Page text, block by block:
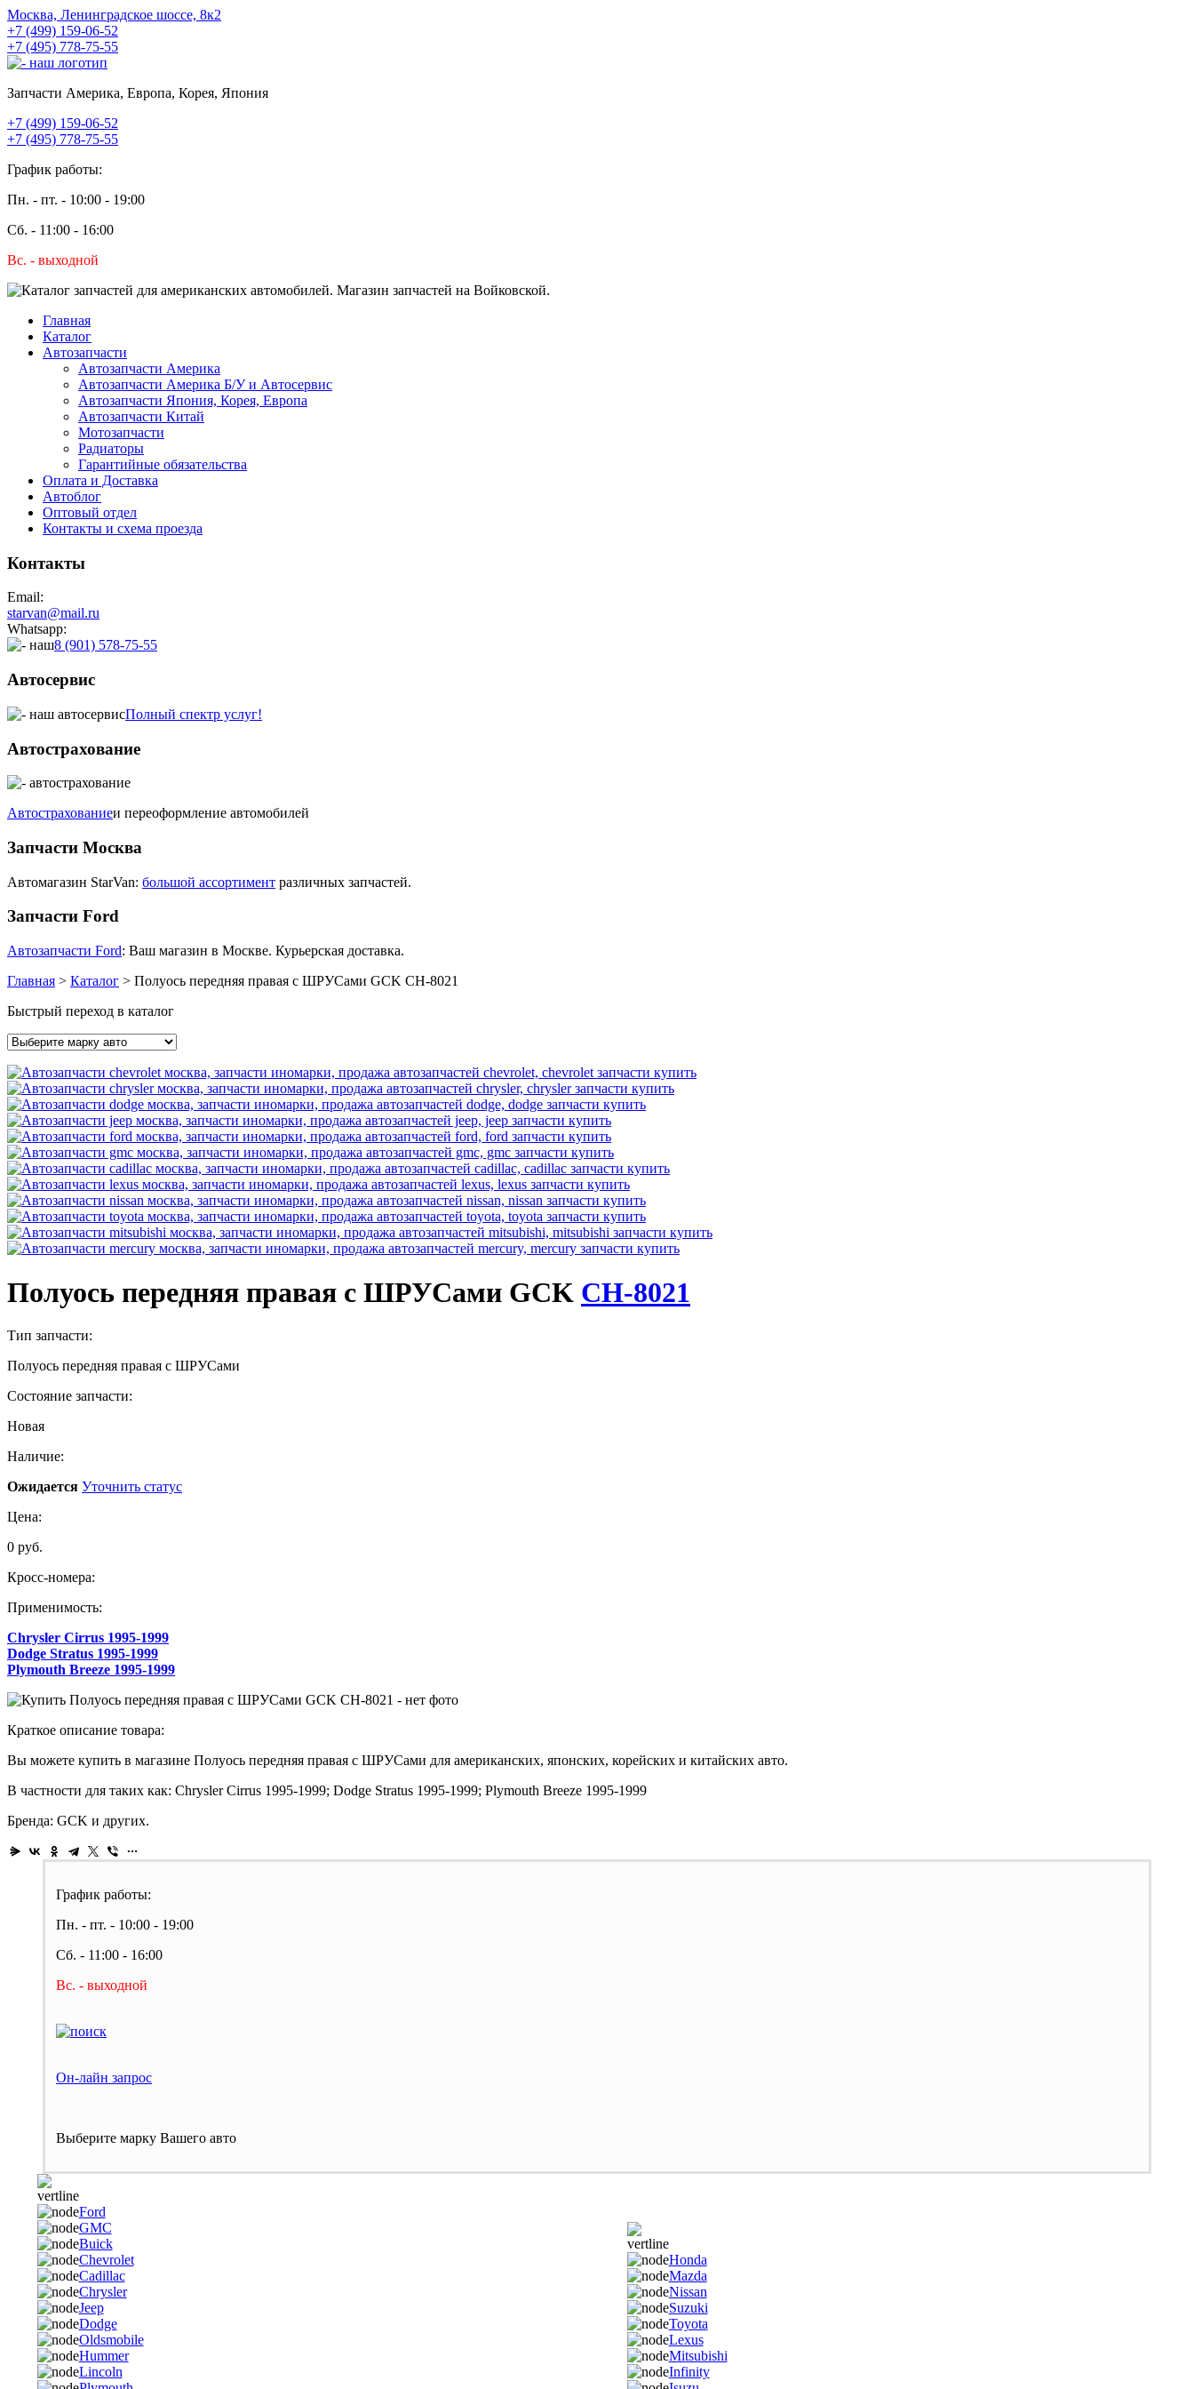
Москва, Ленинградское шоссе, 8к2
+7 (499) 159-06-52
+7 (495) 778-75-55
Запчасти Америка, Европа, Корея, Япония
+7 (499) 159-06-52
+7 (495) 778-75-55
График работы:
Пн. - пт. - 10:00 - 19:00
Сб. - 11:00 - 16:00
Вс. - выходной
Главная
Каталог
Автозапчасти
Автозапчасти Америка
Автозапчасти Америка Б/У и Автосервис
Автозапчасти Япония, Корея, Европа
Автозапчасти Китай
Мотозапчасти
Радиаторы
Гарантийные обязательства
Оплата и Доставка
Автоблог
Оптовый отдел
Контакты и схема проезда
Контакты
Email:
starvan@mail.ru
Whatsapp:
8 (901) 578-75-55
Автосервис
Полный спектр услуг!
Автострахование
Автострахованиеи переоформление автомобилей
Запчасти Москва
Автомагазин StarVan: большой ассортимент различных запчастей.
Запчасти Ford
Автозапчасти Ford: Ваш магазин в Москве. Курьерская доставка.
Главная > Каталог > Полуось передняя правая с ШРУСами GCK CH-8021
Быстрый переход в каталог
Полуось передняя правая с ШРУСами GCK CH-8021
Тип запчасти:
Полуось передняя правая с ШРУСами
Состояние запчасти:
Новая
Наличие:
Ожидается Уточнить статус
Цена:
0 руб.
Кросс-номера:
Применимость:
Chrysler Cirrus 1995-1999
Dodge Stratus 1995-1999
Plymouth Breeze 1995-1999
Краткое описание товара:
Вы можете купить в магазине Полуось передняя правая с ШРУСами для американских, японских, корейских и китайских авто.
В частности для таких как: Chrysler Cirrus 1995-1999; Dodge Stratus 1995-1999; Plymouth Breeze 1995-1999
Бренда: GCK и других.
График работы:
Пн. - пт. - 10:00 - 19:00
Сб. - 11:00 - 16:00
Вс. - выходной
Он-лайн запрос
Выберите марку Вашего авто
Ford
GMC
Buick
Chevrolet
Cadillac
Chrysler
Jeep
Dodge
Oldsmobile
Hummer
Lincoln
Honda
Mazda
Nissan
Suzuki
Toyota
Lexus
Mitsubishi
Infinity